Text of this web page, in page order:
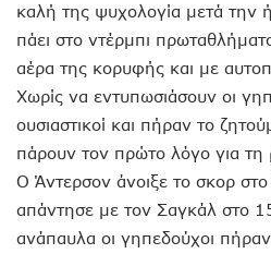
καλή της ψυχολογία μετά την
πάει στο ντέρμπι
αέρα της κορυφής και με
Χωρίς να εντυπωσιάσουν οι
ουσιαστικοί και πήραν το
πάρουν τον πρώτο λόγο για τη
Ο Άντερσον άνοιξε το σκορ
απάντησε με τον Σαγκάλ στο
ανάπαυλα οι γηπεδούχοι